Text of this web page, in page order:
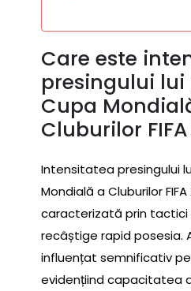
Care este
presingului lui
Cupa
Cluburilor
Intensitatea presingului
Mondială a Cluburilor
caracterizată prin tactici
recâștige rapid posesia.
influențat semnificativ
evidențiind capacitatea